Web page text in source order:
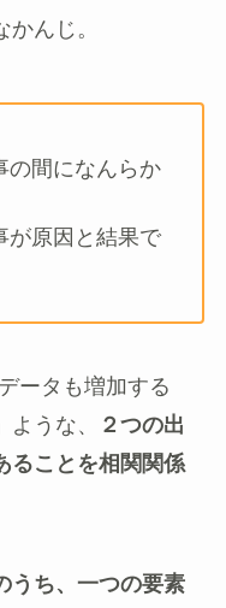
んじ。
の間になんらか
が原因と結果で
ータも増加する
うな、
２つの出
ることを相関関係
うち、一つの要素